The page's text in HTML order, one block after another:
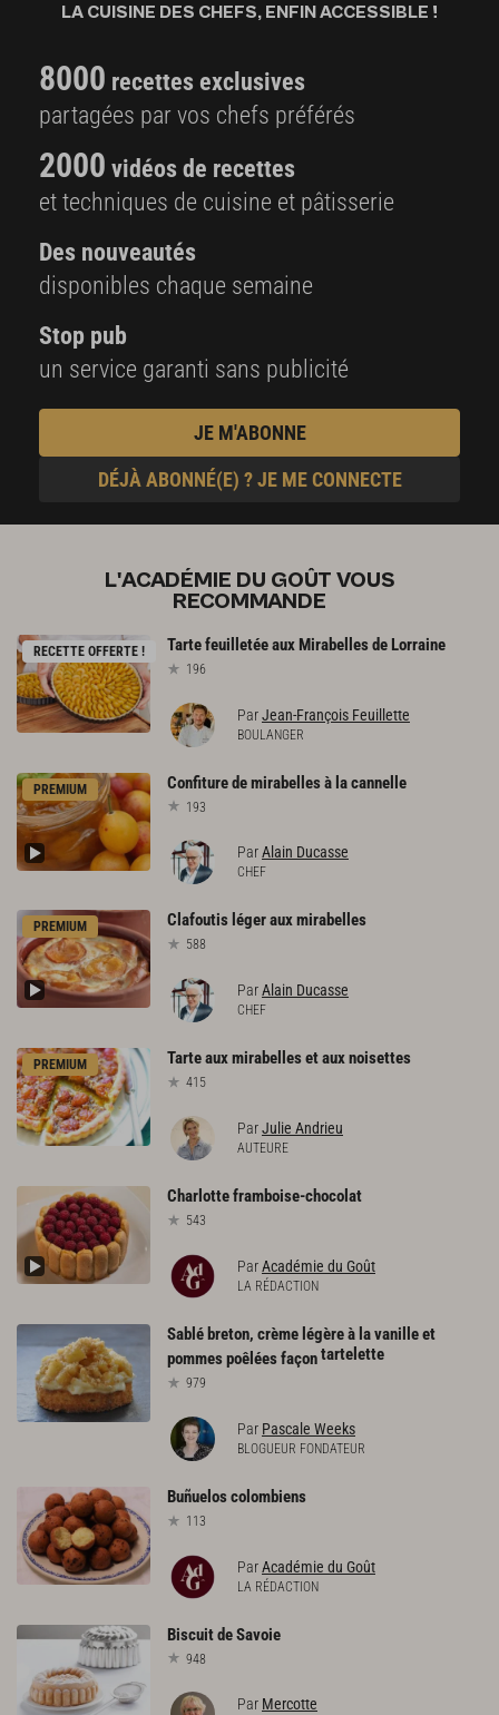
LA CUISINE DES CHEFS, ENFIN ACCESSIBLE !
8000 recettes exclusives
partagées par vos chefs préférés
2000 vidéos de recettes
et techniques de cuisine et pâtisserie
Des nouveautés
disponibles chaque semaine
Stop pub
un service garanti sans publicité
JE M'ABONNE
DÉJÀ ABONNÉ(E) ? JE ME CONNECTE
L'ACADÉMIE DU GOÛT VOUS
RECOMMANDE
RECETTE OFFERTE ! Tartefeuilletéeaux Mirabellesde Lorraine
196
ParJean-François Feuillette
BOULANGER
PREMIUM Confituredemirabellesà lacannelle
193
ParAlain Ducasse
CHEF
PREMIUM Clafoutis légerauxmirabelles
588
ParAlain Ducasse
CHEF
PREMIUM Tarteauxmirabellesetauxnoisettes
415
ParJulie Andrieu
AUTEURE
Charlotteframboise-chocolat
543
ParAcadémie du Goût
LA RÉDACTION
Sablé breton, crème légère à la vanille et
pommes poêlées façontartelette
979
Par Pascale Weeks
BLOGUEUR FONDATEUR
Buñueloscolombiens
113
ParAcadémie du Goût
LA RÉDACTION
BiscuitdeSavoie
948
Par Mercotte